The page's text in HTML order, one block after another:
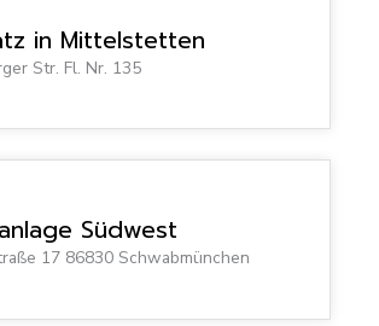
in Mittelstetten
Str. Fl. Nr. 135
Südwest
17 86830 Schwabmünchen